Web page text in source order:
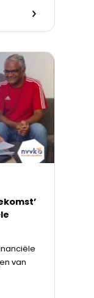
van